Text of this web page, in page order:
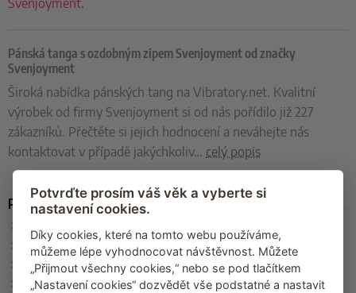
Svenjoyment.
Pánská tanga s ozdobným zipem Svenjoyment od značky
Svenjoyment
Široká nabídka pánských tang na Vibratory.net. Kvalitní
výrobek od firmy Svenjoyment si od nás pořídilo již 227
zákazníků. Přečtěte si jejich hodnocení a neváhejte nás
kontaktovat v případě jakýchkoliv… celý popis
Parametry
Barva : černá
Materiál: 60 % polyuretan, 36 % polyester, 4 % elastan
Výrobce: Svenjoyment
Potvrďte prosím váš věk a vyberte si
nastavení cookies.
Díky cookies, které na tomto webu používáme,
můžeme lépe vyhodnocovat návštěvnost. Můžete
„Přijmout všechny cookies,“ nebo se pod tlačítkem
„Nastavení cookies“ dozvědět vše podstatné a nastavit